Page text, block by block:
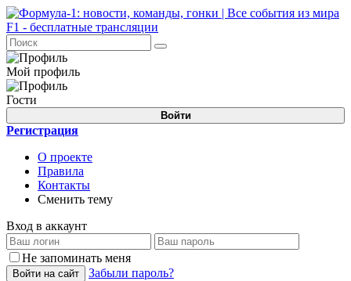
Мой профиль
Гости
Войти
Регистрация
О проекте
Правила
Контакты
Сменить тему
Вход в аккаунт
Не запоминать меня
Войти на сайт
Забыли пароль?